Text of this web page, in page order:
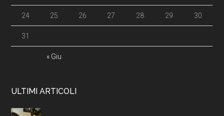
« Giu
24 25 26 27 28 29 30
31
ULTIMI ARTICOLI